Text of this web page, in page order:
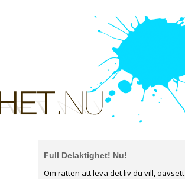
Full Delaktighet! Nu!
Om rätten att leva det liv du vill, oavsett